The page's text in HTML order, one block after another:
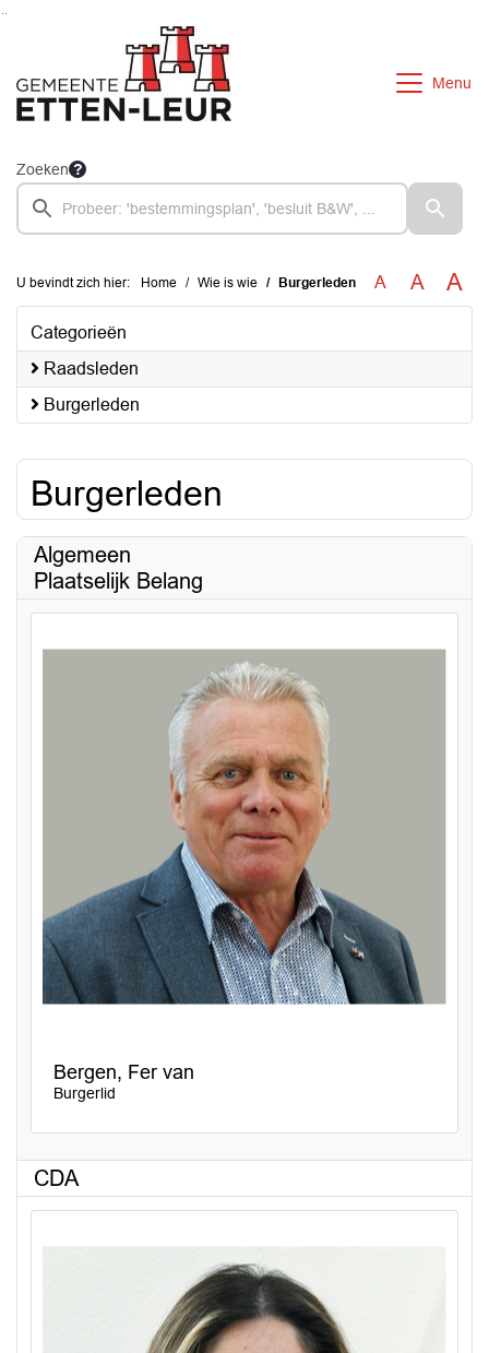
Ga naar de inhoud van deze pagina
Menu
Zoeken
U bevindt zich hier: Home Wie is wie Burgerleden A A A
Categorieën
Raadsleden
Burgerleden
Burgerleden
Algemeen
Plaatselijk Belang
Bergen, Fer van
Burgerlid
CDA